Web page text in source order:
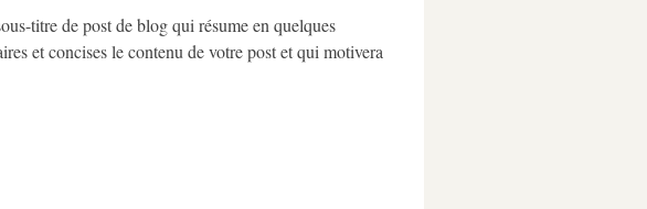
titre de post de blog qui résume en quelques
et concises le contenu de votre post et qui motivera